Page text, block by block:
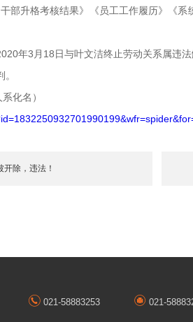
部升格考核结果》《员工工作履历》《
年3月18日与叶文洁终止劳动关系属违
化名）
除，违法！
021-58883253 021-